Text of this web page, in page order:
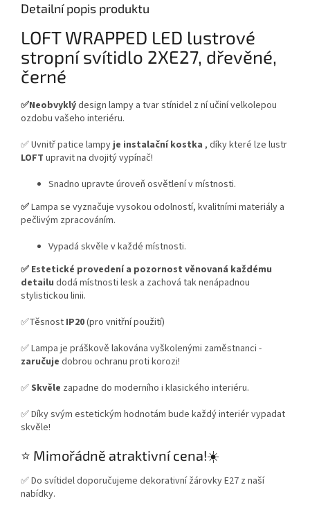
Detailní popis produktu
LOFT WRAPPED LED lustrové
stropní svítidlo 2XE27, dřevěné,
černé
✅Neobvyklýdesign lampy a tvar stínidel z ní učiní velkolepou
ozdobu vašeho interiéru.
✅ Uvnitř patice lampyje instalační kostka , díky které lze lustr
LOFT upravit na dvojitý vypínač!
Snadno upravte úroveň osvětlení v místnosti.
✅Lampa se vyznačuje vysokou odolností, kvalitními materiály a
pečlivým zpracováním.
Vypadá skvěle v každé místnosti.
✅ Estetické provedení a pozornost věnovaná každému
detailu dodá místnosti lesk a zachová tak nenápadnou
stylistickou linii.
✅Těsnost IP20(pro vnitřní použití)
✅ Lampa je práškově lakována vyškolenými zaměstnanci -
zaručuje dobrou ochranu proti korozi!
✅Skvěle zapadne do moderního i klasického interiéru.
✅ Díky svým estetickým hodnotám bude každý interiér vypadat
skvěle!
⭐ Mimořádně atraktivní cena!☀️
✅ Do svítidel doporučujeme dekorativní žárovky E27 z naší
nabídky.